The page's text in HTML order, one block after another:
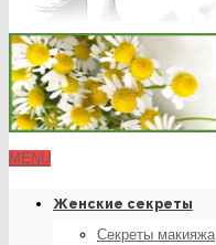
MENU
Женские секреты
Секреты макияжа